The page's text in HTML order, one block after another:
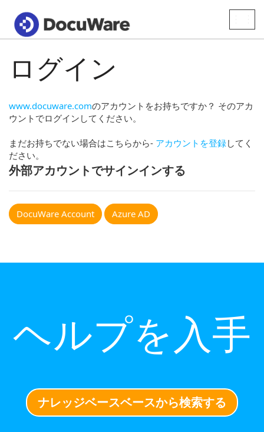
ログイン
www.docuware.comのアカウントをお持ちですか？ そのアカ
ウントでログインしてください。
まだお持ちでない場合はこちらから- アカウントを登録してく
ださい。
外部アカウントでサインインする
DocuWare Account Azure AD
ヘルプを入手
ナレッジベースベースから検索する